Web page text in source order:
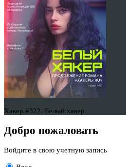
Хакер #322. Белый хакер
Добро пожаловать
Войдите в свою учетную запись